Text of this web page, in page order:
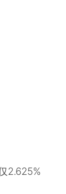
2.625%